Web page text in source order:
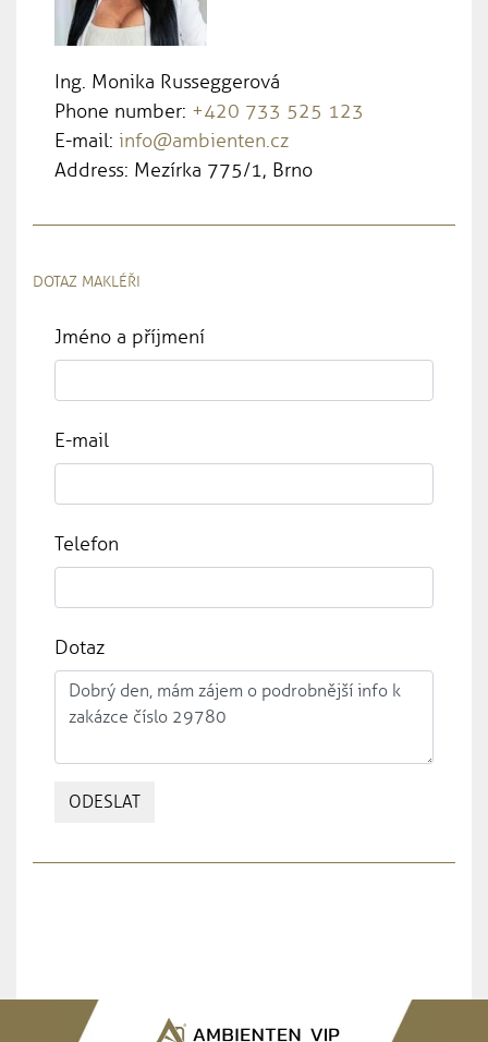
Ing. Monika Russeggerová
Phone number: +420 733 525 123
E-mail: info@ambienten.cz
Address: Mezírka 775/1, Brno
DOTAZ MAKLÉŘI
Jméno a příjmení
E-mail
Telefon
Dotaz
ODESLAT